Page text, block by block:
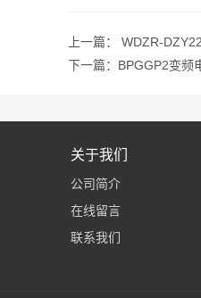
上一篇： WDZR-
下一篇： BPGGP2变频
关于我们
公司简介
在线留言
联系我们